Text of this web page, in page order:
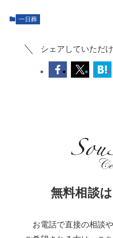
一日葬
シェアしていただ
無料相談
お電話で直接の相談